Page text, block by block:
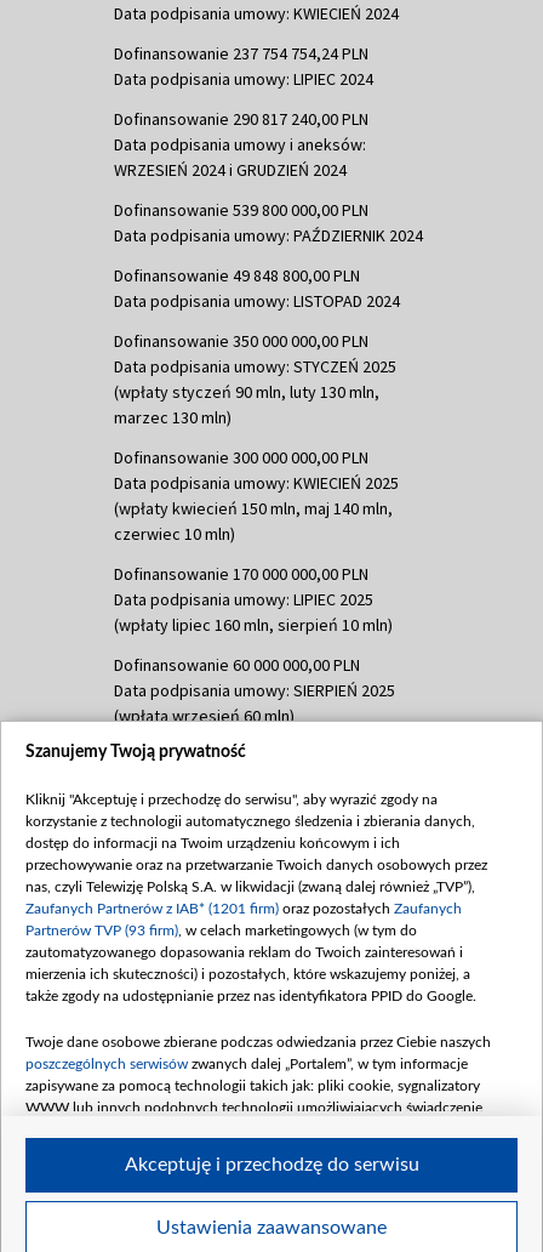
Data podpisania umowy: KWIECIEŃ 2024
Dofinansowanie 237 754 754,24 PLN
Data podpisania umowy: LIPIEC 2024
Dofinansowanie 290 817 240,00 PLN
Data podpisania umowy i aneksów:
WRZESIEŃ 2024 i GRUDZIEŃ 2024
Dofinansowanie 539 800 000,00 PLN
Data podpisania umowy: PAŹDZIERNIK 2024
Dofinansowanie 49 848 800,00 PLN
Data podpisania umowy: LISTOPAD 2024
Dofinansowanie 350 000 000,00 PLN
Data podpisania umowy: STYCZEŃ 2025
(wpłaty styczeń 90 mln, luty 130 mln,
marzec 130 mln)
Dofinansowanie 300 000 000,00 PLN
Data podpisania umowy: KWIECIEŃ 2025
(wpłaty kwiecień 150 mln, maj 140 mln,
czerwiec 10 mln)
Dofinansowanie 170 000 000,00 PLN
Data podpisania umowy: LIPIEC 2025
(wpłaty lipiec 160 mln, sierpień 10 mln)
Dofinansowanie 60 000 000,00 PLN
Data podpisania umowy: SIERPIEŃ 2025
(wpłata wrzesień 60 mln)
Dofinansowanie 635 783 051,21 PLN
(wpłata wrzesień 100 mln, październik 350
mln, listopad 265 mln)
Dofinansowanie 48 862 000,00 PLN
Data podpisania umowy: GRUDZIEŃ 2025
(wpłata grudzień 60,548 mln)
Dofinansowanie 900 000 000,00 PLN
Data podpisania umowy: LUTY 2026 (wpłata
kwiecień 180 mln, 7 maja 180 mln, 8
czerwca 90 mln)
Dofinansowanie 250 000 000,00 PLN
4 sierpnia 250 mln
Szanujemy Twoją prywatność
Kliknij "Akceptuję i przechodzę do serwisu", aby wyrazić zgody na
korzystanie z technologii automatycznego śledzenia i zbierania danych,
dostęp do informacji na Twoim urządzeniu końcowym i ich
przechowywanie oraz na przetwarzanie Twoich danych osobowych przez
nas, czyli Telewizję Polską S.A. w likwidacji (zwaną dalej również „TVP”),
Zaufanych Partnerów z IAB* (1201 firm) oraz pozostałych Zaufanych
Partnerów TVP (93 firm) , w celach marketingowych (w tym do
zautomatyzowanego dopasowania reklam do Twoich zainteresowań i
mierzenia ich skuteczności) i pozostałych, które wskazujemy poniżej, a
także zgody na udostępnianie przez nas identyfikatora PPID do Google.
Twoje dane osobowe zbierane podczas odwiedzania przez Ciebie naszych
poszczególnych serwisów zwanych dalej „Portalem”, w tym informacje
zapisywane za pomocą technologii takich jak: pliki cookie, sygnalizatory
WWW lub innych podobnych technologii umożliwiających świadczenie
Twoje dane osobowe zbierane podczas odwiedzania przez Ciebie
Ustawienia zaawansowane
Akceptuję i przechodzę do serwisu